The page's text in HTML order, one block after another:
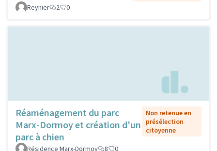
Reynier
2 0
Réaménagement du parc
Marx-Dormoy et création d'un
parc à chien
Non retenue en
présélection
citoyenne
Résidence Marx-Dormoy 8 0